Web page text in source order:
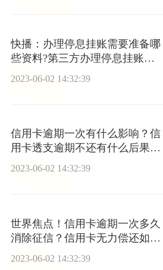
快播：办理停息挂账需要准备哪
些资料?第三方办理停息挂账靠
谱吗？
2023-06-02 14:32:39
信用卡逾期一次有什么影响？信
用卡透支逾期不还有什么后果？
世界热资讯
2023-06-02 14:32:39
世界焦点！信用卡逾期一次多久
消除征信？信用卡无力偿还如何
2023-06-02 14:32:39